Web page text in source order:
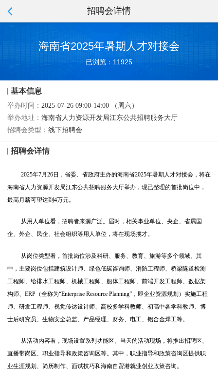
招聘会详情
海南省2025年暑期人才对接会
已浏览：11925
基本信息
举办时间： 2025-07-26 09:00-14:00 （周六）
举办地址： 海南省人力资源开发局江东公共招聘服务大厅
招聘会类型： 线下招聘会
招聘会详情
2025年7月 26日，省委、省政府主办的海南省2025年暑期人才对接会，将在
海南省人力资源开发局江东公共招聘服务大厅举办，现已整理的首批岗位中，
最高月薪可望达到 4万元。
从用人单位看，招聘者来源广泛。届时，相关事业单位、央企、省属国
企、外企、民企、社会组织等用人单位，将在现场揽才。
从岗位类型看，首批岗位涉及科研、服务、教育、旅游等多个领域。其
中，主要岗位包括建筑设计师、绿色低碳咨询师、消防工程师、桥梁隧道检测
工程师、给排水工程师、机械工程师、船体工程师、前端开发工程师、数据架
构师、 ERP （全称为“Enterprise Resource Planning” ，即企业资源规划）实施工程
师、研发工程师、视觉传达设计师、高校多学科教师、初高中各学科教师、博
士后研究员、生物安全总监、产品经理、财务、电工、铝合金焊工等。
从活动内容看，现场设置系列功能区。当天的活动现场，将推出招聘区、
直播带岗区、职业指导和政策咨询区等。其中，职业指导和政策咨询区提供职
业生涯规划、简历制作、面试技巧和海南自贸港就业创业政策咨询。